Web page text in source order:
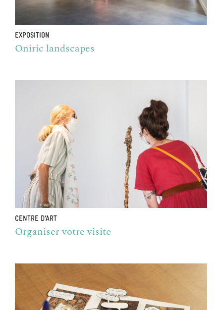
EXPOSITION
Oniric landscapes
CENTRE D’ART
Organiser votre visite